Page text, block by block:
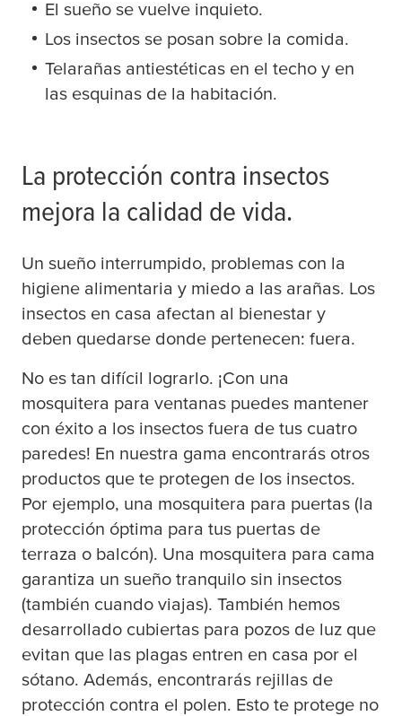
El sueño se vuelve inquieto.
Los insectos se posan sobre la comida.
Telarañas antiestéticas en el techo y en
las esquinas de la habitación.
La protección contra insectos
mejora la calidad de vida.
Un sueño interrumpido, problemas con la
higiene alimentaria y miedo a las arañas. Los
insectos en casa afectan al bienestar y
deben quedarse donde pertenecen: fuera.
No es tan difícil lograrlo. ¡Con una
mosquitera para ventanas puedes mantener
con éxito a los insectos fuera de tus cuatro
paredes! En nuestra gama encontrarás otros
productos que te protegen de los insectos.
Por ejemplo, una mosquitera para puertas (la
protección óptima para tus puertas de
terraza o balcón). Una mosquitera para cama
garantiza un sueño tranquilo sin insectos
(también cuando viajas). También hemos
desarrollado cubiertas para pozos de luz que
evitan que las plagas entren en casa por el
sótano. Además, encontrarás rejillas de
protección contra el polen. Esto te protege no